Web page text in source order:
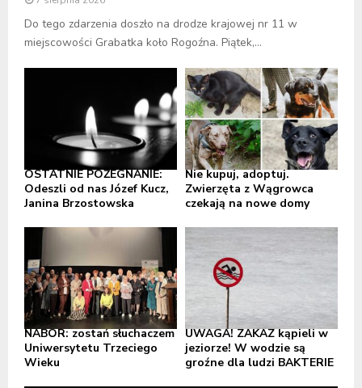
Do tego zdarzenia doszło na drodze krajowej nr 11 w
miejscowości Grabatka koło Rogoźna. Piątek,...
OSTATNIE POŻEGNANIE:
Odeszli od nas Józef Kucz,
Janina Brzostowska
Nie kupuj, adoptuj.
Zwierzęta z Wągrowca
czekają na nowe domy
NABÓR: zostań słuchaczem
Uniwersytetu Trzeciego
Wieku
UWAGA! ZAKAZ kąpieli w
jeziorze! W wodzie są
groźne dla ludzi BAKTERIE